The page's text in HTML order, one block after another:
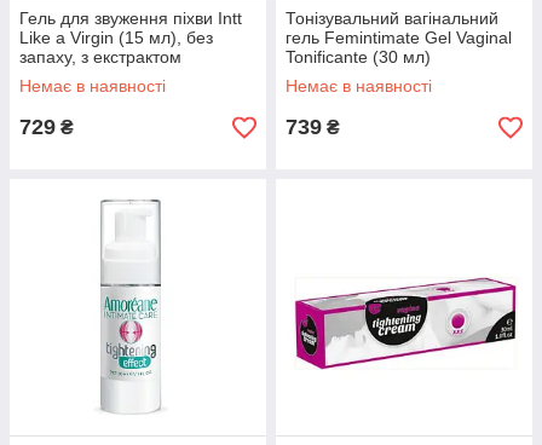
Гель для звуження піхви Intt
Like a Virgin (15 мл), без
запаху, з екстрактом
гамамелісу
Немає в наявності
729 ₴
Тонізувальний вагінальний
гель Femintimate Gel Vaginal
Tonificante (30 мл)
Немає в наявності
739 ₴